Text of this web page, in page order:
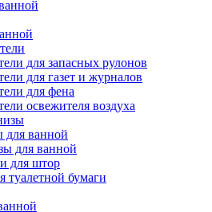
для запасных рулонов
для газет и журналов
для фена
освежителя воздуха
ванной
для ванной
для штор
туалетной бумаги